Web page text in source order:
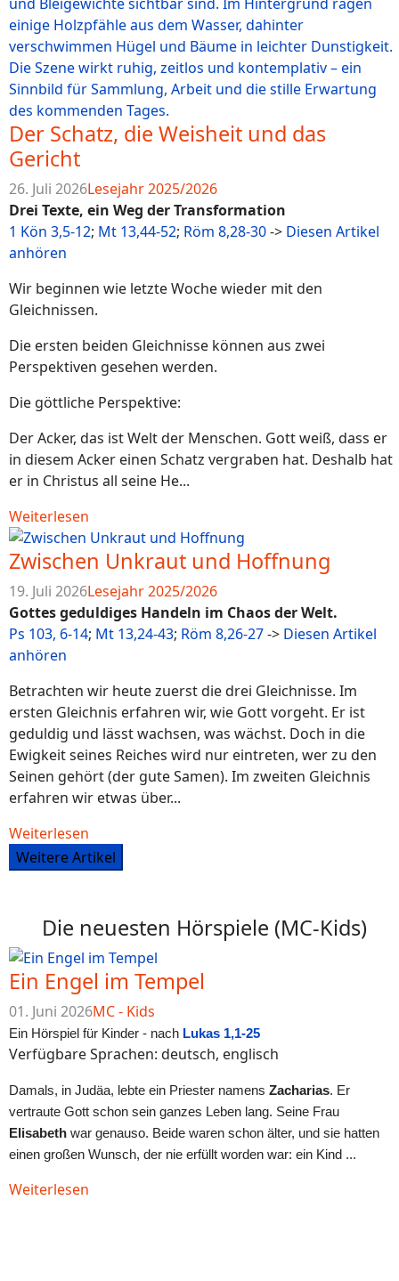
Der Schatz, die Weisheit und das
Gericht
26. Juli 2026Lesejahr 2025/2026
Drei Texte, ein Weg der Transformation
1 Kön 3,5-12; Mt 13,44-52; Röm 8,28-30-> Diesen Artikel
anhören
Wir beginnen wie letzte Woche wieder mit den
Gleichnissen.
Die ersten beiden Gleichnisse können aus zwei
Perspektiven gesehen werden.
Die göttliche Perspektive:
Der Acker, das ist Welt der Menschen. Gott weiß, dass er
in diesem Acker einen Schatz vergraben hat. Deshalb hat
er in Christus all seine He...
Weiterlesen
Zwischen Unkraut und Hoffnung
19. Juli 2026Lesejahr 2025/2026
Gottes geduldiges Handeln im Chaos der Welt.
Ps 103, 6-14; Mt 13,24-43; Röm 8,26-27-> Diesen Artikel
anhören
Betrachten wir heute zuerst die drei Gleichnisse. Im
ersten Gleichnis erfahren wir, wie Gott vorgeht. Er ist
geduldig und lässt wachsen, was wächst. Doch in die
Ewigkeit seines Reiches wird nur eintreten, wer zu den
Seinen gehört (der gute Samen). Im zweiten Gleichnis
erfahren wir etwas über...
Weiterlesen
Weitere Artikel
Die neuesten Hörspiele (MC-Kids)
Ein Engel im Tempel
01. Juni 2026MC - Kids
Ein Hörspiel für Kinder - nach Lukas 1,1-25
Verfügbare Sprachen: deutsch, englisch
Damals, in Judäa, lebte ein Priester namens Zacharias. Er
vertraute Gott schon sein ganzes Leben lang. Seine Frau
Elisabeth war genauso. Beide waren schon älter, und sie hatten
einen großen Wunsch, der nie erfüllt worden war: ein Kind ...
Weiterlesen